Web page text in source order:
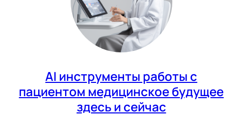
AI инструменты работы с
пациентом медицинское будущее
здесь и сейчас